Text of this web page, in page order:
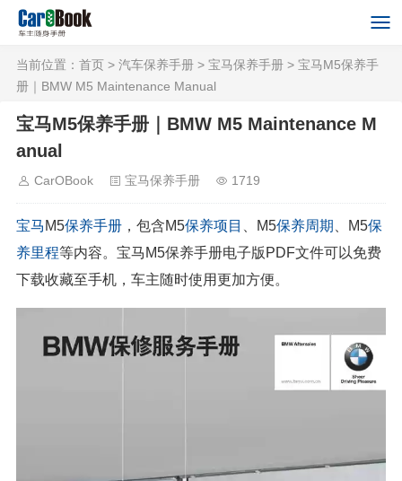
当前位置： 首页 > 汽车保养手册 > 宝马保养手册 > 宝马M5保养手
册｜BMW M5 Maintenance Manual
宝马M5保养手册｜BMW M5 Maintenance M
anual
CarOBook 宝马保养手册 1719
宝马 M5保养手册 ，包含M5保养项目 、M5保养周期 、M5保
养里程等内容。宝马M5保养手册电子版PDF文件可以免费
下载收藏至手机，车主随时使用更加方便。